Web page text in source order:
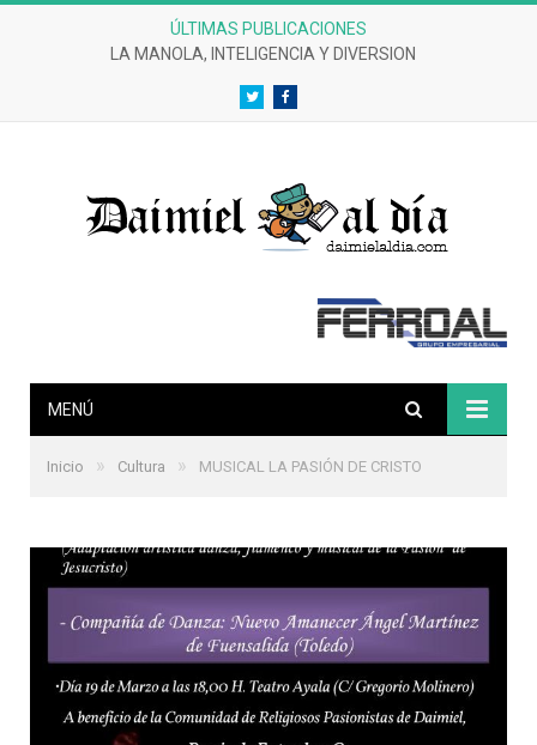
ÚLTIMAS PUBLICACIONES
LA MANOLA, INTELIGENCIA Y DIVERSION
TwitterFacebook
MENÚ
Inicio » Cultura » MUSICAL LA PASIÓN DE CRISTO